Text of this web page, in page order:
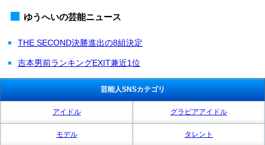
ゆうへいの芸能ニュース
THE SECOND決勝進出の8組決定
吉本男前ランキングEXIT兼近1位
芸能人SNSカテゴリ
アイドル グラビアアイドル
モデル タレント